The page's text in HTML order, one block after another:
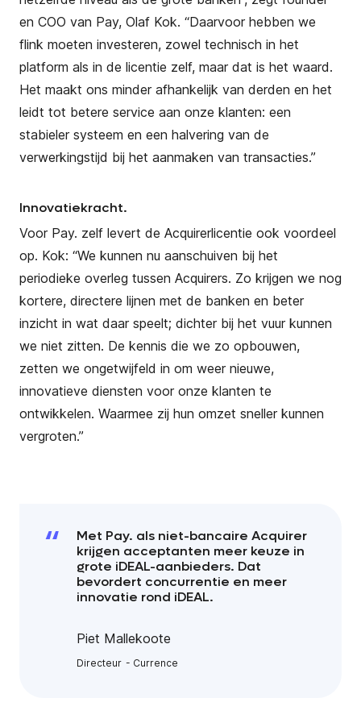
en COO van Pay, Olaf Kok. “Daarvoor hebben we
flink moeten investeren, zowel technisch in het
platform als in de licentie zelf, maar dat is het waard.
Het maakt ons minder afhankelijk van derden en het
leidt tot betere service aan onze klanten: een
stabieler systeem en een halvering van de
verwerkingstijd bij het aanmaken van transacties.”
Innovatiekracht.
Voor Pay. zelf levert de Acquirerlicentie ook voordeel
op. Kok: “We kunnen nu aanschuiven bij het
periodieke overleg tussen Acquirers. Zo krijgen we nog
kortere, directere lijnen met de banken en beter
inzicht in wat daar speelt; dichter bij het vuur kunnen
we niet zitten. De kennis die we zo opbouwen,
zetten we ongetwijfeld in om weer nieuwe,
innovatieve diensten voor onze klanten te
ontwikkelen. Waarmee zij hun omzet sneller kunnen
vergroten.”
Met Pay. als niet-bancaire Acquirer
krijgen acceptanten meer keuze in
grote iDEAL-aanbieders. Dat
bevordert concurrentie en meer
innovatie rond iDEAL.
Piet Mallekoote
Directeur Currence